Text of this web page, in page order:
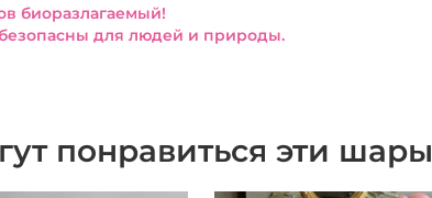
биоразлагаемый!
для людей и природы.
понравиться эти шары